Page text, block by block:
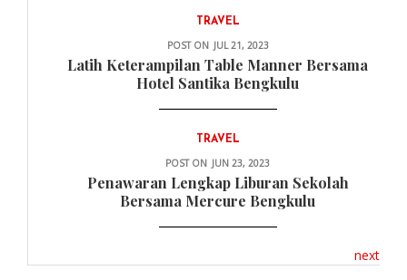
TRAVEL
POST ON JUL 21, 2023
Latih Keterampilan Table Manner Bersama
Hotel Santika Bengkulu
TRAVEL
POST ON JUN 23, 2023
Penawaran Lengkap Liburan Sekolah
Bersama Mercure Bengkulu
next